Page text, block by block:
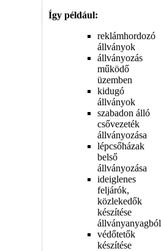
Így például:
reklámhordozó
állványok
állványozás
működő
üzemben
kidugó
állványok
szabadon álló
csővezeték
állványozása
lépcsőházak
belső
állványozása
ideiglenes
feljárók,
közlekedők
készítése
állványanyagból
védőtetők
készítése